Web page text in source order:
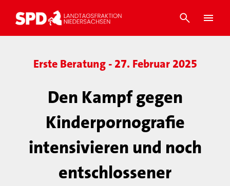
Erste Beratung - 27. Februar 2025
Den Kampf gegen
Kinderpornografie
intensivieren und noch
entschlossener